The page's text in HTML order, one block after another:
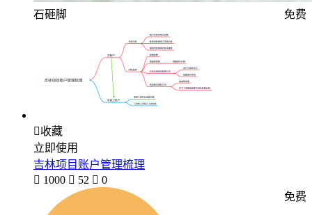
石砸脚 免费
收藏
立即使用
吉林项目账户管理梳理
 1000  52  0
免费